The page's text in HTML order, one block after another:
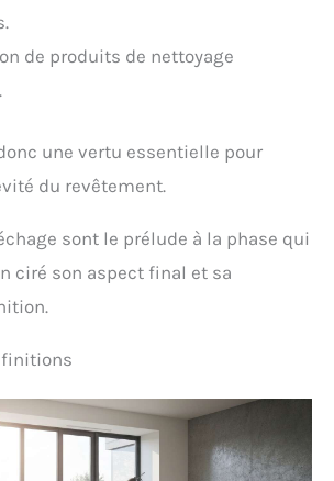
de produits de nettoyage
une vertu essentielle pour
du revêtement.
sont le prélude à la phase qui
ciré son aspect final et sa
finitions